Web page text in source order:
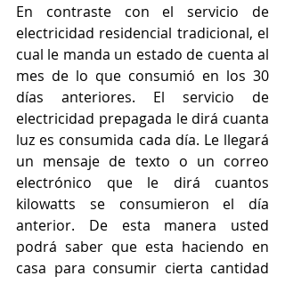
En contraste con el servicio de
electricidad residencial tradicional, el
cual le manda un estado de cuenta al
mes de lo que consumió en los 30
días anteriores. El servicio de
electricidad prepagada le dirá cuanta
luz es consumida cada día. Le llegará
un mensaje de texto o un correo
electrónico que le dirá cuantos
kilowatts se consumieron el día
anterior. De esta manera usted
podrá saber que esta haciendo en
casa para consumir cierta cantidad